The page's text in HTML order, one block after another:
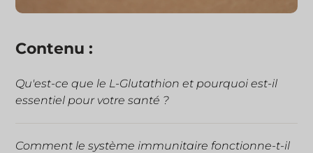
Contenu :
Qu'est-ce que le L-Glutathion et pourquoi est-il
essentiel pour votre santé ?
Comment le système immunitaire fonctionne-t-il